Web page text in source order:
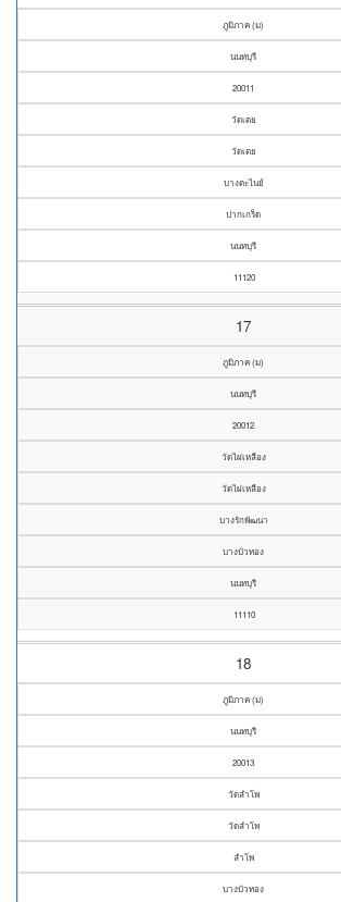
ภูมิภาค (ม)
นนทบุรี
20011
วัดเตย
วัดเตย
บางตะไนย์
ปากเกร็ด
นนทบุรี
11120
17
ภูมิภาค (ม)
นนทบุรี
20012
วัดไผ่เหลือง
วัดไผ่เหลือง
บางรักพัฒนา
บางบัวทอง
นนทบุรี
11110
18
ภูมิภาค (ม)
นนทบุรี
20013
วัดลำโพ
วัดลำโพ
ลำโพ
บางบัวทอง